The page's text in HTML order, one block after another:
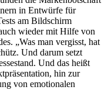
in Entwürfe für
am Bildschirm
wieder mit Hilfe von
„Was man vergisst, hat
Und darum setzt
Und das heißt
hin zur
von emotionalen